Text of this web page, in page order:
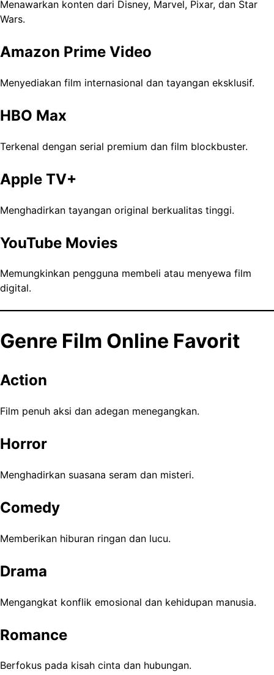
Menawarkan konten dari Disney, Marvel, Pixar, dan Star
Wars.
Amazon Prime Video
Menyediakan film internasional dan tayangan eksklusif.
HBO Max
Terkenal dengan serial premium dan film blockbuster.
Apple TV+
Menghadirkan tayangan original berkualitas tinggi.
YouTube Movies
Memungkinkan pengguna membeli atau menyewa film
digital.
Genre Film Online Favorit
Action
Film penuh aksi dan adegan menegangkan.
Horror
Menghadirkan suasana seram dan misteri.
Comedy
Memberikan hiburan ringan dan lucu.
Drama
Mengangkat konflik emosional dan kehidupan manusia.
Romance
Berfokus pada kisah cinta dan hubungan.